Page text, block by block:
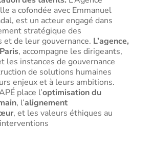
a cofondée avec Emmanuel
est un acteur engagé dans
stratégique des
et de leur gouvernance. L’agence,
, accompagne les dirigeants,
les instances de gouvernance
de solutions humaines
enjeux et à leurs ambitions.
place l’optimisation du
, l’alignement
, et les valeurs éthiques au